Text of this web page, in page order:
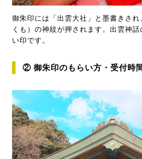
御朱印には「出雲大社」と墨書きさ
くも）の神紋が押されます。出雲神
い印です。
② 御朱印のもらい方・受付時